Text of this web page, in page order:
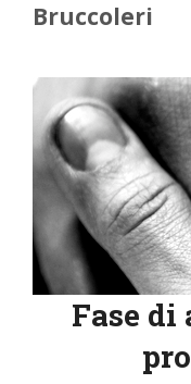
Bruccoleri
Fase di